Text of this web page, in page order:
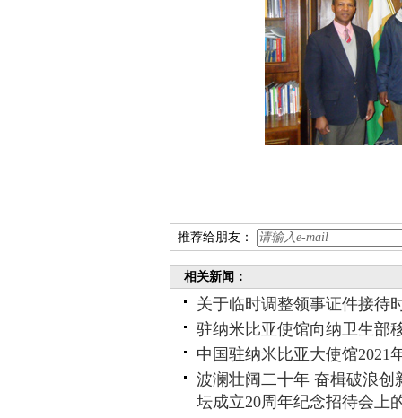
推荐给朋友：
相关新闻：
关于临时调整领事证件接待
驻纳米比亚使馆向纳卫生部
中国驻纳米比亚大使馆2021
波澜壮阔二十年 奋楫破浪
坛成立20周年纪念招待会上